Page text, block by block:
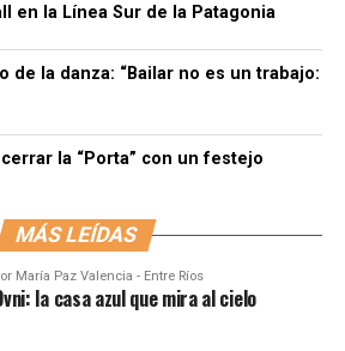
en la Línea Sur de la Patagonia
de la danza: “Bailar no es un trabajo:
la “Porta” con un festejo
MÁS LEÍDAS
María Paz Valencia - Entre Ríos
la casa azul que mira al cielo